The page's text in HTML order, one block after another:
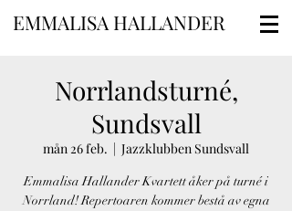
EMMALISA HALLANDER
Norrlandsturné,
Sundsvall
mån 26 feb.
  |
Jazzklubben Sundsvall
Emmalisa Hallander Kvartett åker på turné i
Norrland! Repertoaren kommer bestå av egna